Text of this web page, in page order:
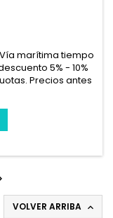
Vía marítima tiempo
5% - 10%
Precios antes
VOLVER ARRIBA 